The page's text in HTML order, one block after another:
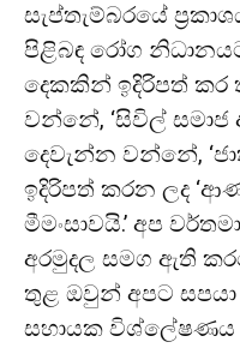
සැප්තැම්බරයේ
පිළිබඳ රෝග
දෙකකින් ඉදිරිපත්
වන්නේ, ‘සිවිල්
දෙවැන්න වන්නේ,
ඉදිරිපත් කරන ලද
මීමංසාවයි.’ අප
අරමුදල සමග ඇති
තුළ ඔවුන් අපට
සහායක විශ්ලේෂණය